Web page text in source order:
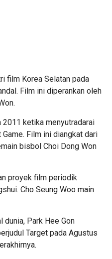
film Korea Selatan pada
Film ini diperankan oleh
2011 ketika menyutradarai
Film ini diangkat dari
bisbol Choi Dong Won
proyek film periodik
Cho Seung Woo main
dunia, Park Hee Gon
Target pada Agustus